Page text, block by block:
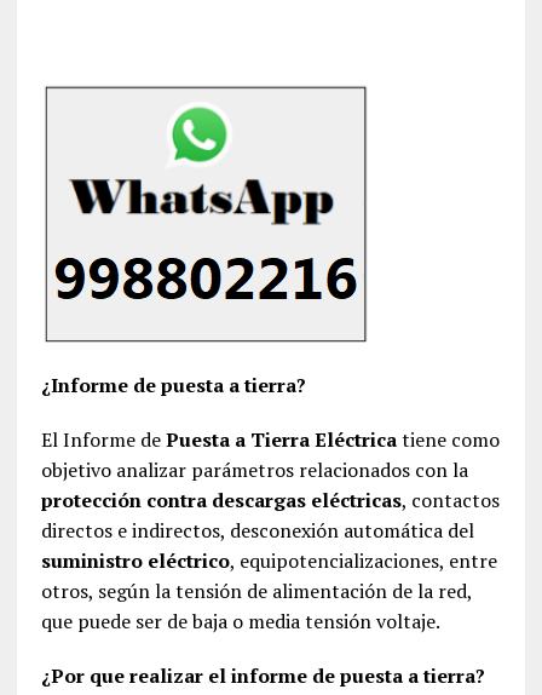
¿Informe de puesta a tierra?
El Informe dePuesta a Tierra Eléctricatiene como
objetivo analizar parámetros relacionados con la
protección contra descargas eléctricas, contactos
directos e indirectos, desconexión automática del
suministro eléctrico, equipotencializaciones, entre
otros, según la tensión de alimentación de la red,
que puede ser de baja o media tensión voltaje.
¿Por que realizar el informe de puesta a tierra?